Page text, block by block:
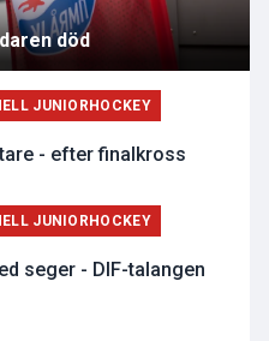
död
JUNIORHOCKEY
- efter finalkross
JUNIORHOCKEY
seger - DIF-talangen